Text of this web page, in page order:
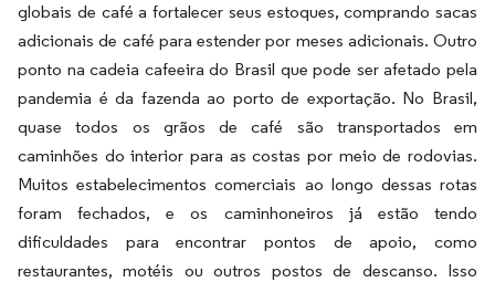
globais de café a fortalecer seus estoques, comprando sacas
adicionais de café para estender por meses adicionais. Outro
ponto na cadeia cafeeira do Brasil que pode ser afetado pela
pandemia é da fazenda ao porto de exportação. No Brasil,
quase todos os grãos de café são transportados em
caminhões do interior para as costas por meio de rodovias.
Muitos estabelecimentos comerciais ao longo dessas rotas
foram fechados, e os caminhoneiros já estão tendo
dificuldades para encontrar pontos de apoio, como
restaurantes, motéis ou outros postos de descanso. Isso